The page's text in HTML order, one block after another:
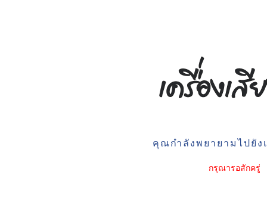
คุณกำลังพยายามไปยัง
กรุณารอสักครู่